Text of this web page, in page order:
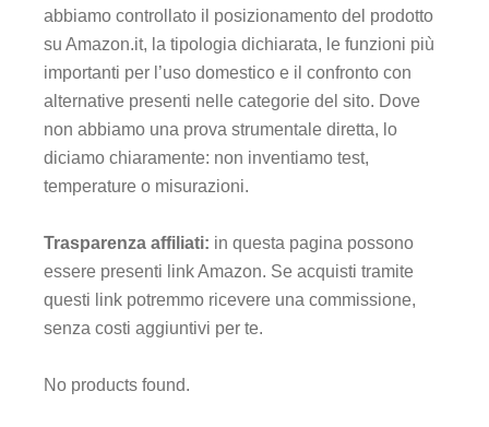
abbiamo controllato il posizionamento del prodotto
su Amazon.it, la tipologia dichiarata, le funzioni più
importanti per l’uso domestico e il confronto con
alternative presenti nelle categorie del sito. Dove
non abbiamo una prova strumentale diretta, lo
diciamo chiaramente: non inventiamo test,
temperature o misurazioni.
Trasparenza affiliati: in questa pagina possono
essere presenti link Amazon. Se acquisti tramite
questi link potremmo ricevere una commissione,
senza costi aggiuntivi per te.
No products found.